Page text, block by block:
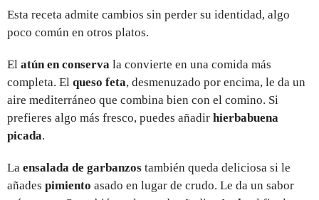
Esta receta admite cambios sin perder su identidad, algo
poco común en otros platos.
El atún en conserva la convierte en una comida más
completa. El queso feta, desmenuzado por encima, le da un
aire mediterráneo que combina bien con el comino. Si
prefieres algo más fresco, puedes añadir hierbabuena
picada.
La ensalada de garbanzos también queda deliciosa si le
añades pimiento asado en lugar de crudo. Le da un sabor